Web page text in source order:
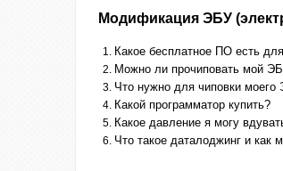
Модификация ЭБУ
Какое бесплатное ПО есть
Можно ли прочиповать мой
Что нужно для чиповки
Какой программатор купить?
Какое давление я могу
Что такое даталоджинг и как